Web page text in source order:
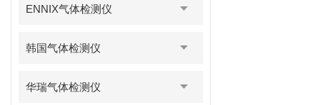
ENNIX气体检测仪
韩国气体检测仪
华瑞气体检测仪